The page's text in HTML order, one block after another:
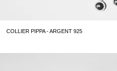
COLLIER PIPPA - ARGENT 925